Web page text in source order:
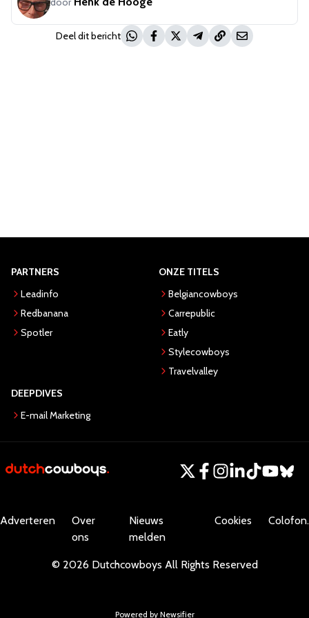
Deel dit bericht
PARTNERS
Leadinfo
Redbanana
Spotler
ONZE TITELS
Belgiancowboys
Carrepublic
Eatly
Stylecowboys
Travelvalley
DEEPDIVES
E-mail Marketing
Adverteren
Over
ons
Nieuws
melden
Cookies Colofon.
© 2026 Dutchcowboys All Rights Reserved
Powered by Newsifier